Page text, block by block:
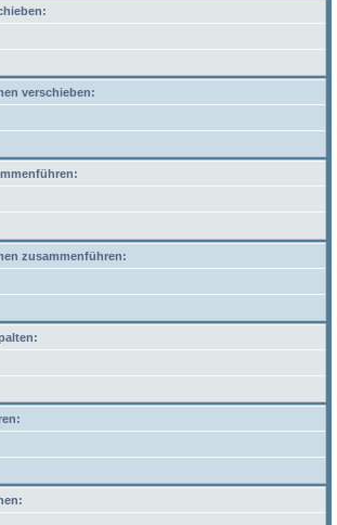
verschieben:
zusammenführen: